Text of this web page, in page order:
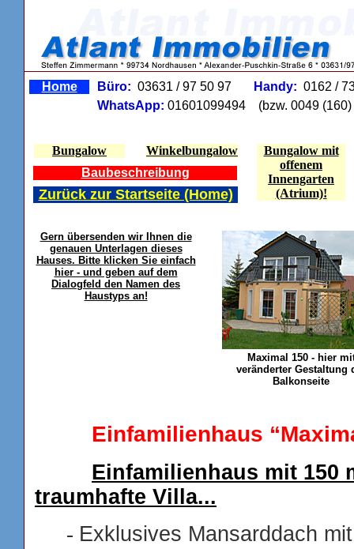
Home Büro: 03631 / 97 50 97 Handy: 0162 /
WhatsApp: 01601099494 (bzw. 0049
Bungalow
Winkelbungalow
Baubeschreibung
Zurück zur Startseite (Home)
Bungalow mit
offenem
Innengarten
(Atrium)!
Gern übersenden wir Ihnen die
genauen Unterlagen dieses
Hauses. Bitte klicken Sie einfach
hier - und geben auf dem
Dialogfeld den Namen des
Haustyps an!
Maximal 150 - hier
veränderter Gestaltung
Balkonseite
Einfamilienhaus
Einfamilienhaus mit 150
traumhafte Villa...
- Exklusives Mansarddach